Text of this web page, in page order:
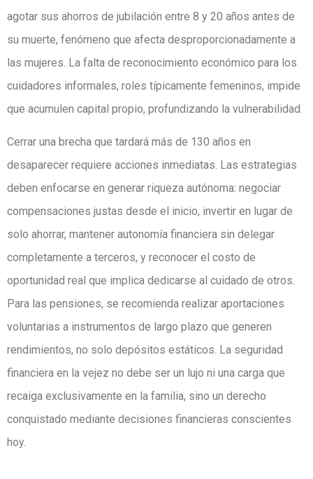
agotar sus ahorros de jubilación entre 8 y 20 años antes de
su muerte, fenómeno que afecta desproporcionadamente a
las mujeres. La falta de reconocimiento económico para los
cuidadores informales, roles típicamente femeninos, impide
que acumulen capital propio, profundizando la vulnerabilidad.
Cerrar una brecha que tardará más de 130 años en
desaparecer requiere acciones inmediatas. Las estrategias
deben enfocarse en generar riqueza autónoma: negociar
compensaciones justas desde el inicio, invertir en lugar de
solo ahorrar, mantener autonomía financiera sin delegar
completamente a terceros, y reconocer el costo de
oportunidad real que implica dedicarse al cuidado de otros.
Para las pensiones, se recomienda realizar aportaciones
voluntarias a instrumentos de largo plazo que generen
rendimientos, no solo depósitos estáticos. La seguridad
financiera en la vejez no debe ser un lujo ni una carga que
recaiga exclusivamente en la familia, sino un derecho
conquistado mediante decisiones financieras conscientes
hoy.